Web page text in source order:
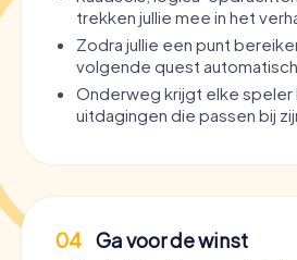
trekken jullie mee in het
Zodra jullie een punt
volgende quest automatisch.
Onderweg krijgt elke speler
uitdagingen die passen bij
04 Ga voor de winst